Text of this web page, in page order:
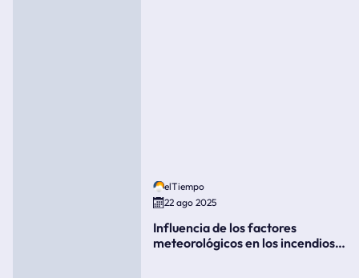
elTiempo
22 ago 2025
Influencia de los factores
meteorológicos en los incendios